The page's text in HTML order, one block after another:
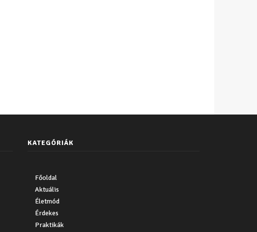
KATEGÓRIÁK
Főoldal
Aktuális
Életmód
Érdekes
Praktikák